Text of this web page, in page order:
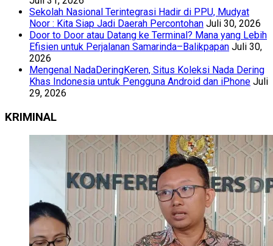
Sekolah Nasional Terintegrasi Hadir di PPU, Mudyat
Noor : Kita Siap Jadi Daerah Percontohan Juli 30, 2026
Door to Door atau Datang ke Terminal? Mana yang Lebih
Efisien untuk Perjalanan Samarinda–Balikpapan Juli 30,
2026
Mengenal NadaDeringKeren, Situs Koleksi Nada Dering
Khas Indonesia untuk Pengguna Android dan iPhone Juli
29, 2026
KRIMINAL